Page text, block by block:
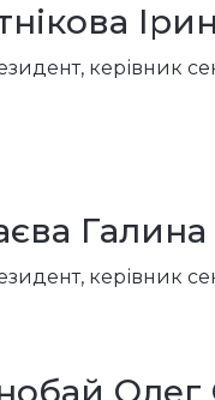
керівник
керівник
Олег